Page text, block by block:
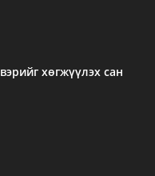
хөгжүүлэх сан